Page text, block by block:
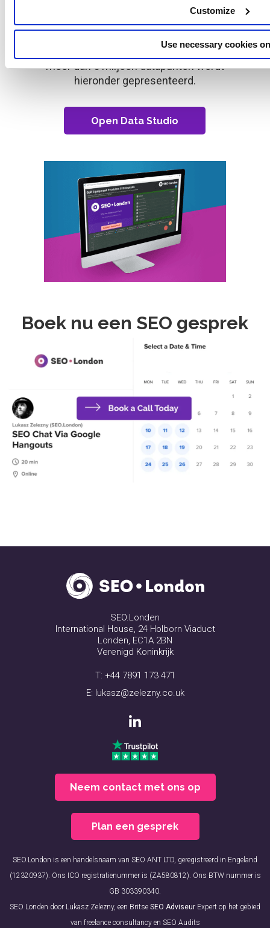
Customize
Use necessary cookies
dan 150.000 trefwoorden. Het resultaat van
meer dan 5 miljoen datapunten wordt
hieronder gepresenteerd.
Open Data Studio
Boek nu een SEO gesprek
SEO.Londen
International House, 24 Holborn Viaduct
Londen, EC1A 2BN
Verenigd Koninkrijk
T: +44 7891 173 471
E: lukasz@zelezny.co.uk
Neem contact met ons op
Plan een gesprek
SEO.London is een handelsnaam van SEO ANT LTD, geregistreerd in Engeland
(12320937). Ons ICO registratienummer is (ZA580812). Ons BTW nummer is
GB 303390340.
SEO Londen door Lukasz Zelezny, een Britse SEO Adviseur Expert op het gebied
van freelance consultancy en SEO Audits